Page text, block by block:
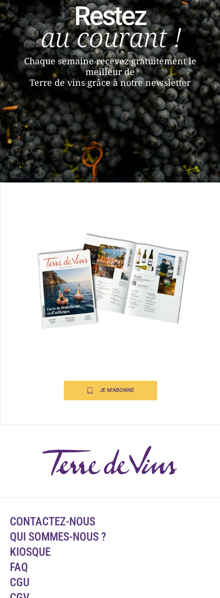
Restez
au courant !
Chaque semaine recevez gratuitement le
meilleur de
Terre de vins grâce à notre newsletter
JE M'ABONNE
CONTACTEZ-NOUS
QUI SOMMES-NOUS ?
KIOSQUE
FAQ
CGU